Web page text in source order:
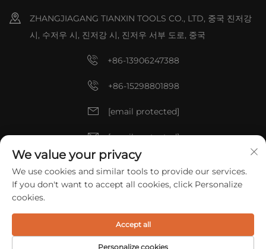
ZHANGJIAGANG TIANXIN TOOLS CO., LTD, 중국 진저강
시, 수저우 시, 진저강 시, 진저우 서부 도로, 중국
+86-13906247388
+86-15298801898
[email protected]
[email protected]
저작권 © 2025 중국 ZHANGJIAGANG TIANXIN TOOLS CO., LTD. 모
든 권리 예약. 개인정보 보호정책
We value your privacy
We use cookies and similar tools to provide our services.
If you don't want to accept all cookies, click Personalize
cookies.
Personalize cookies
Accept all